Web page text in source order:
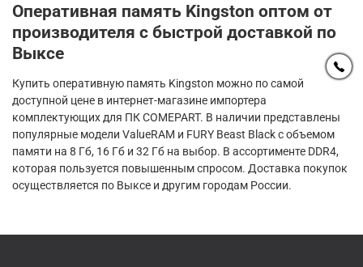
Оперативная память Kingston оптом от
производителя с быстрой доставкой по
Выксе
Купить оперативную память Kingston можно по самой
доступной цене в интернет-магазине импортера
комплектующих для ПК COMEPART. В наличии представлены
популярные модели ValueRAM и FURY Beast Black с объемом
памяти на 8 Гб, 16 Гб и 32 Гб на выбор. В ассортименте DDR4,
которая пользуется повышенным спросом. Доставка покупок
осуществляется по Выксе и другим городам России.